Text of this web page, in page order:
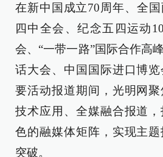
在新中国成立70周年、全
四中全会、纪念五四运动
会、“一带一路”国际合作高
话大会、中国国际进口博
要活动报道期间，光明网
技术应用、全媒融合报道
色的融媒体矩阵，实现主
突破。